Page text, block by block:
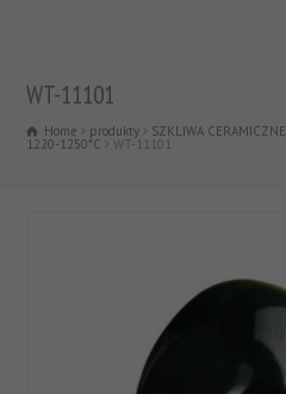
WT-11101
Home produkty SZKLIWA CERAMICZNE
1220-1250*C WT-11101